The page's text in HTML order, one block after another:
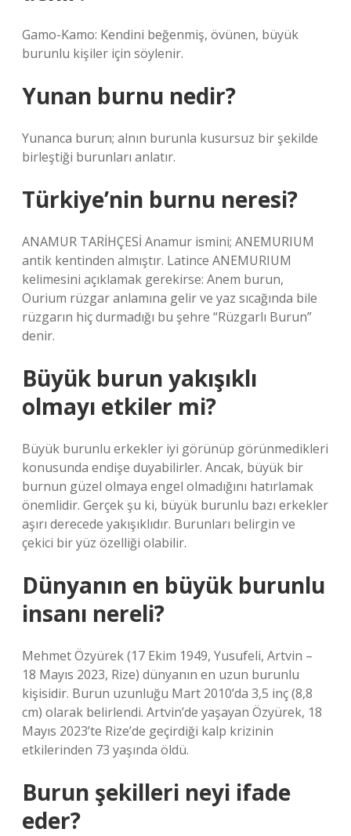
Gamo-Kamo: Kendini beğenmiş, övünen, büyük
burunlu kişiler için söylenir.
Yunan burnu nedir?
Yunanca burun; alnın burunla kusursuz bir şekilde
birleştiği burunları anlatır.
Türkiye’nin burnu neresi?
ANAMUR TARİHÇESİ Anamur ismini; ANEMURIUM
antik kentinden almıştır. Latince ANEMURIUM
kelimesini açıklamak gerekirse: Anem burun,
Ourium rüzgar anlamına gelir ve yaz sıcağında bile
rüzgarın hiç durmadığı bu şehre “Rüzgarlı Burun”
denir.
Büyük burun yakışıklı
olmayı etkiler mi?
Büyük burunlu erkekler iyi görünüp görünmedikleri
konusunda endişe duyabilirler. Ancak, büyük bir
burnun güzel olmaya engel olmadığını hatırlamak
önemlidir. Gerçek şu ki, büyük burunlu bazı erkekler
aşırı derecede yakışıklıdır. Burunları belirgin ve
çekici bir yüz özelliği olabilir.
Dünyanın en büyük burunlu
insanı nereli?
Mehmet Özyürek (17 Ekim 1949, Yusufeli, Artvin –
18 Mayıs 2023, Rize) dünyanın en uzun burunlu
kişisidir. Burun uzunluğu Mart 2010’da 3,5 inç (8,8
cm) olarak belirlendi. Artvin’de yaşayan Özyürek, 18
Mayıs 2023’te Rize’de geçirdiği kalp krizinin
etkilerinden 73 yaşında öldü.
Burun şekilleri neyi ifade
eder?